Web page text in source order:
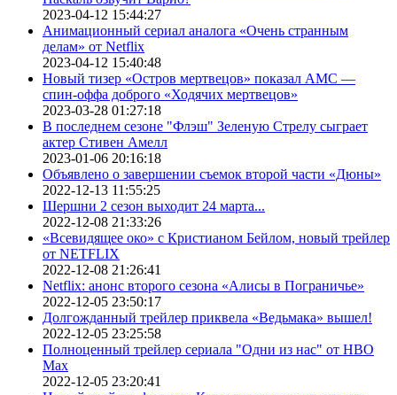
2023-04-12 15:44:27
Анимационный сериал аналога «Очень странным
делам» от Netflix
2023-04-12 15:40:48
Новый тизер «Остров мертвецов» показал АМС —
спин-оффа доброго «Ходячих мертвецов»
2023-03-28 01:27:18
В последнем сезоне "Флэш" Зеленую Стрелу сыграет
актер Стивен Амелл
2023-01-06 20:16:18
Объявлено о завершении съемок второй части «Дюны»
2022-12-13 11:55:25
Шершни 2 сезон выходит 24 марта...
2022-12-08 21:33:26
«Всевидящее око» с Кристианом Бейлом, новый трейлер
от NETFLIX
2022-12-08 21:26:41
Netflix: анонс второго сезона «Алисы в Пограничье»
2022-12-05 23:50:17
Долгожданный трейлер приквела «Ведьмака» вышел!
2022-12-05 23:25:58
Полноценный трейлер сериала "Одни из нас" от HBO
Max
2022-12-05 23:20:41